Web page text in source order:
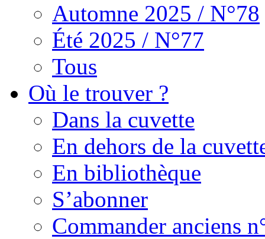
Automne 2025 / N°78
Été 2025 / N°77
Tous
Où le trouver ?
Dans la cuvette
En dehors de la
En bibliothèque
S’abonner
Commander anciens